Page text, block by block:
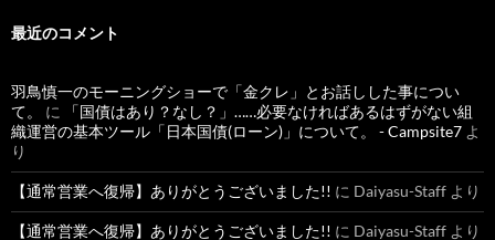
最近のコメント
羽鳥慎一のモーニングショーで「金クレ」とお話しした事につい
て。
に
「国債はあり？なし？」……必要なければあるはずがない組
織運営の基本ツール「日本国債(ローン)」について。 - Campsite7 よ
り
【通常営業へ復帰】ありがとうございました!! に Daiyasu-Staff より
【通常営業へ復帰】ありがとうございました!! に Daiyasu-Staff より